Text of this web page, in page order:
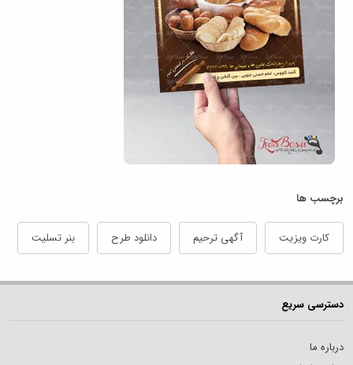
برچسب ها
کارت ویزیت آگهی ترحیم دانلود طرح بنر تسلیت
دسترسی سریع
درباره ما